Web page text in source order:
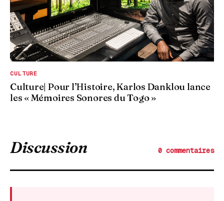
CULTURE
Culture| Pour l’Histoire, Karlos Danklou lance
les « Mémoires Sonores du Togo »
Discussion 0 commentaires